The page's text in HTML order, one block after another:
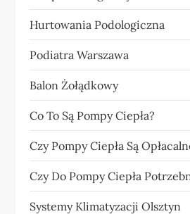
Hurtowania Podologiczna
Podiatra Warszawa
Balon Żołądkowy
Co To Są Pompy Ciepła?
Czy Pompy Ciepła Są
Czy Do Pompy Ciepła
Systemy Klimatyzacji Olsztyn